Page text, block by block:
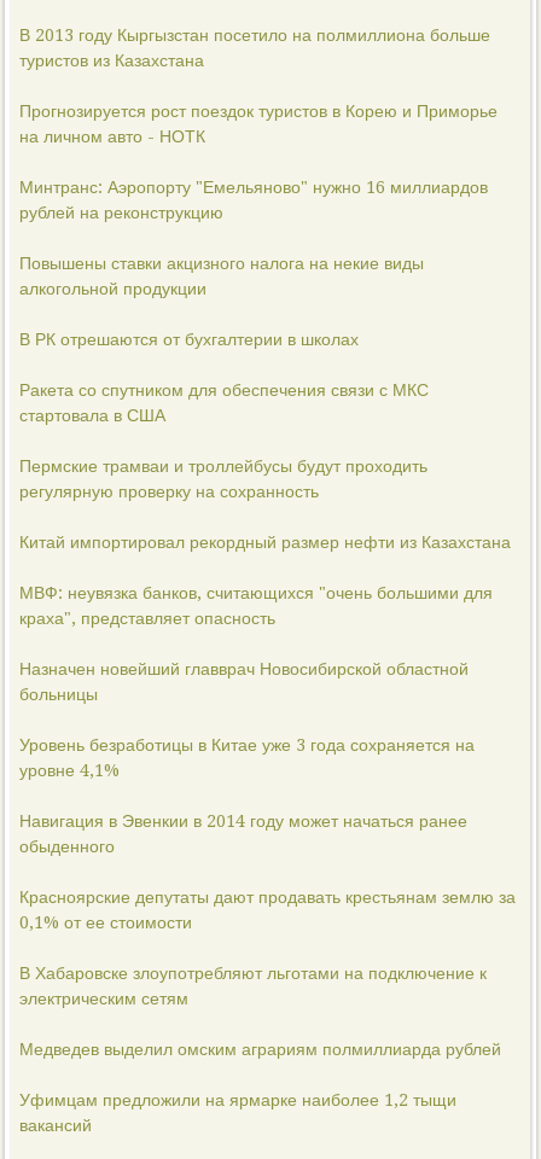
В 2013 году Кыргызстан посетило на полмиллиона больше
туристов из Казахстана
Прогнозируется рост поездок туристов в Корею и Приморье
на личном авто - НОТК
Минтранс: Аэропорту "Емельяново" нужно 16 миллиардов
рублей на реконструкцию
Повышены ставки акцизного налога на некие виды
алкогольной продукции
В РК отрешаются от бухгалтерии в школах
Ракета со спутником для обеспечения связи с МКС
стартовала в США
Пермские трамваи и троллейбусы будут проходить
регулярную проверку на сохранность
Китай импортировал рекордный размер нефти из Казахстана
МВФ: неувязка банков, считающихся "очень большими для
краха", представляет опасность
Назначен новейший главврач Новосибирской областной
больницы
Уровень безработицы в Китае уже 3 года сохраняется на
уровне 4,1%
Навигация в Эвенкии в 2014 году может начаться ранее
обыденного
Красноярские депутаты дают продавать крестьянам землю за
0,1% от ее стоимости
В Хабаровске злоупотребляют льготами на подключение к
электрическим сетям
Медведев выделил омским аграриям полмиллиарда рублей
Уфимцам предложили на ярмарке наиболее 1,2 тыщи
вакансий